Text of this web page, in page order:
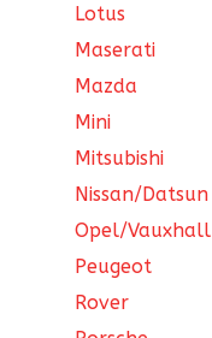
Lotus
Maserati
Mazda
Mini
Mitsubishi
Nissan/Datsun
Opel/Vauxhall
Peugeot
Rover